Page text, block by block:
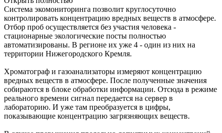
Система экомониторинга позволит круглосуточно
контролировать концентрацию вредных веществ в атмосфере.
Отбор проб осуществляется без участия человека -
стационарные экологические посты полностью
автоматизированы. В регионе их уже 4 - один из них на
территории Нижегородского Кремля.
Хроматограф и газоанализаторы измеряют концентрацию
вредных веществ в атмосфере. После полученные значения
собираются в блоке обработки информации. Отсюда в режиме
реального времени сигнал передается на сервер в
лабораторию. И уже там преобразуется в цифры,
показывающие концентрацию загрязняющих веществ.